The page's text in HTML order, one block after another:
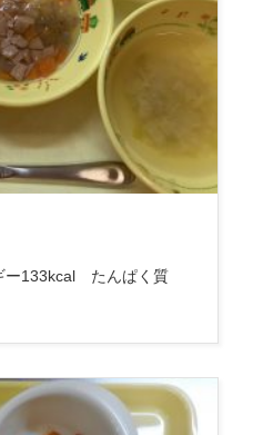
ー133kcal たんぱく質